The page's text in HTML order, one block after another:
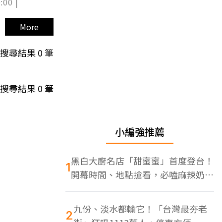
More
搜尋結果0筆
搜尋結果0筆
小編強推薦
1黑白大廚名店「甜蜜蜜」首度登台！
開幕時間、地點搶看，必嗑麻辣奶油
蝦
2九份、淡水都輸它！「台灣最夯老